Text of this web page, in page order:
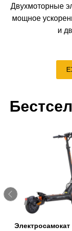
Двухмоторные
мощное
и
Электросамокат